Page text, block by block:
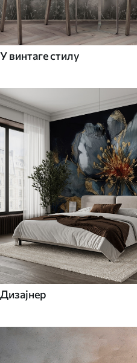
У винтаге стилу
Дизајнер